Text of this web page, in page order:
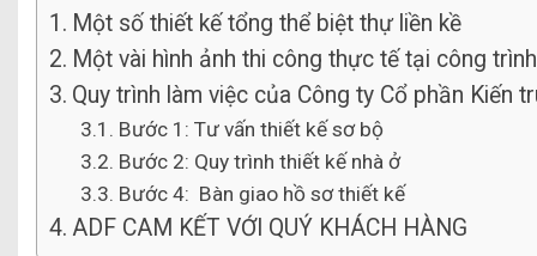
Một số thiết kế tổng thể biệt thự liền kề
Một vài hình ảnh thi công thực tế tại công trình
Quy trình làm việc của Công ty Cổ phần Kiến
Bước 1: Tư vấn thiết kế sơ bộ
Bước 2: Quy trình thiết kế nhà ở
Bước 4: Bàn giao hồ sơ thiết kế
ADF CAM KẾT VỚI QUÝ KHÁCH HÀNG